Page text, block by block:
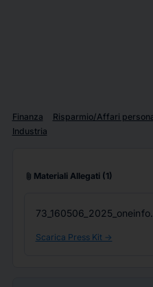
Finanza Risparmio/Affari
Industria
attach_file Materiali Allegati(1)
Scarica Press Kit ->